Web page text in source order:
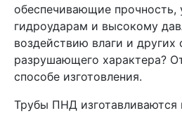
обеспечивающие прочность,
гидроударам и высокому
воздействию влаги и других
разрушающего характера?
способе изготовления.
Трубы ПНД изготавливаются